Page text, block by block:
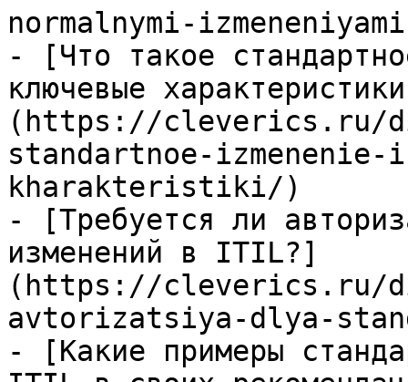
normalnymi-
- [Что такое
ключевые
(https://cleverics.ru/
standartnoe-izmenenie-
kharakteristiki/)
- [Требуется ли
изменений в ITIL?]
(https://cleverics.ru/
avtorizatsiya-dlya-
- [Какие примеры